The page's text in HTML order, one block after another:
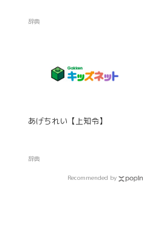
辞典
あげちれい【上知令】
辞典
Recommended by